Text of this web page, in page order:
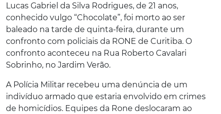
Lucas Gabriel da Silva Rodrigues, de 21 anos,
conhecido vulgo “Chocolate”, foi morto ao ser
baleado na tarde de quinta-feira, durante um
confronto com policiais da RONE de Curitiba. O
confronto aconteceu na Rua Roberto Cavalari
Sobrinho, no Jardim Verão.
A Polícia Militar recebeu uma denúncia de um
indivíduo armado que estaria envolvido em crimes
de homicídios. Equipes da Rone deslocaram ao